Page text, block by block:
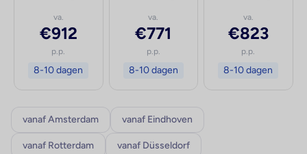
va.
€912
p.p.
8-10 dagen
va.
€771
p.p.
8-10 dagen
va.
€823
p.p.
8-10 dagen
vanaf Amsterdam vanaf Eindhoven
vanaf Rotterdam vanaf Düsseldorf